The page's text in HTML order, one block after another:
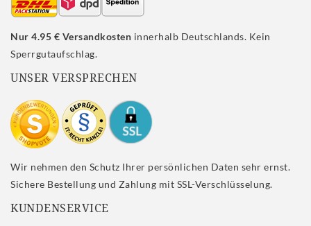
Nur 4.95 € Versandkosten innerhalb Deutschlands. Kein
Sperrgutaufschlag.
UNSER VERSPRECHEN
Wir nehmen den Schutz Ihrer persönlichen Daten sehr ernst.
Sichere Bestellung und Zahlung mit SSL-Verschlüsselung.
KUNDENSERVICE